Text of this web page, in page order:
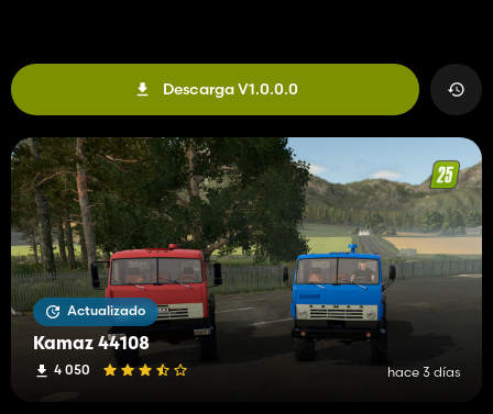
Descarga V1.0.0.0
Actualizado
Kamaz 44108
4 050 hace 3 días